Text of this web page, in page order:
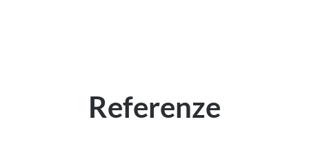
Referenze